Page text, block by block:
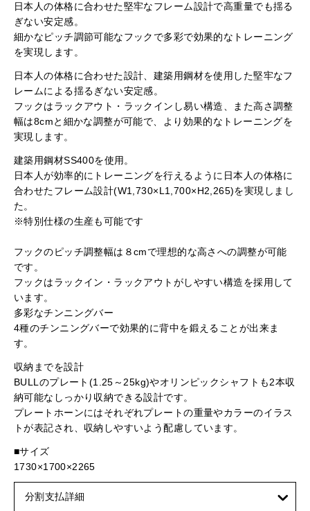
日本人の体格に合わせた堅牢なフレーム設計で高重量でも揺る
ぎない安定感。
細かなピッチ調節可能なフックで多彩で効果的なトレーニング
を実現します。
日本人の体格に合わせた設計、建築用鋼材を使用した堅牢なフ
レームによる揺るぎない安定感。
フックはラックアウト・ラックインし易い構造、また高さ調整
幅は8cmと細かな調整が可能で、より効果的なトレーニングを
実現します。
建築用鋼材SS400を使用。
日本人が効率的にトレーニングを行えるように日本人の体格に
合わせたフレーム設計(W1,730×L1,700×H2,265)を実現しまし
た。
※特別仕様の生産も可能です
フックのピッチ調整幅は８cmで理想的な高さへの調整が可能
です。
フックはラックイン・ラックアウトがしやすい構造を採用して
います。
多彩なチンニングバー
4種のチンニングバーで効果的に背中を鍛えることが出来ま
す。
収納までを設計
BULLのプレート(1.25～25kg)やオリンピックシャフトも2本収
納可能なしっかり収納できる設計です。
プレートホーンにはそれぞれプレートの重量やカラーのイラス
トが表記され、収納しやすいよう配慮しています。
■サイズ
1730×1700×2265
分割支払詳細